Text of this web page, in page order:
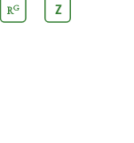
RG Z